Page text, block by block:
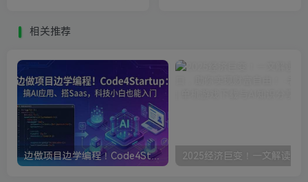
相关推荐
边做项目边学编程！Code4Startup搞AI应用、搭Saas，科技小白也能入门